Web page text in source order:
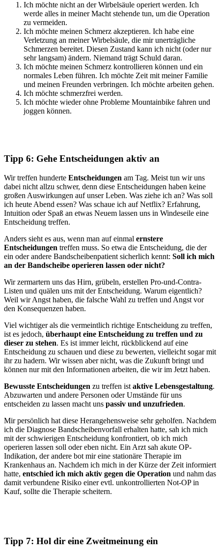
Ich möchte nicht an der Wirbelsäule operiert werden. Ich
werde alles in meiner Macht stehende tun, um die Operation
zu vermeiden.
Ich möchte meinen Schmerz akzeptieren. Ich habe eine
Verletzung an meiner Wirbelsäule, die mir unerträgliche
Schmerzen bereitet. Diesen Zustand kann ich nicht (oder nur
sehr langsam) ändern. Niemand trägt Schuld daran.
Ich möchte meinen Schmerz kontrollieren können und ein
normales Leben führen. Ich möchte Zeit mit meiner Familie
und meinen Freunden verbringen. Ich möchte arbeiten gehen.
Ich möchte schmerzfrei werden.
Ich möchte wieder ohne Probleme Mountainbike fahren und
joggen können.
Tipp 6: Gehe Entscheidungen aktiv an
Wir treffen hunderte Entscheidungen am Tag. Meist tun wir uns
dabei nicht allzu schwer, denn diese Entscheidungen haben keine
großen Auswirkungen auf unser Leben. Was ziehe ich an? Was soll
ich heute Abend essen? Was schaue ich auf Netflix? Erfahrung,
Intuition oder Spaß an etwas Neuem lassen uns in Windeseile eine
Entscheidung treffen.
Anders sieht es aus, wenn man auf einmal ernstere
Entscheidungen treffen muss. So etwa die Entscheidung, die der
ein oder andere Bandscheibenpatient sicherlich kennt: Soll ich mich
an der Bandscheibe operieren lassen oder nicht?
Wir zermartern uns das Hirn, grübeln, erstellen Pro-und-Contra-
Listen und quälen uns mit der Entscheidung. Warum eigentlich?
Weil wir Angst haben, die falsche Wahl zu treffen und Angst vor
den Konsequenzen haben.
Viel wichtiger als die vermeintlich richtige Entscheidung zu treffen,
ist es jedoch, überhaupt eine Entscheidung zu treffen und zu
dieser zu stehen. Es ist immer leicht, rückblickend auf eine
Entscheidung zu schauen und diese zu bewerten, vielleicht sogar mit
ihr zu hadern. Wir wissen aber nicht, was die Zukunft bringt und
können nur mit den Informationen arbeiten, die wir im Jetzt haben.
Bewusste Entscheidungen zu treffen ist aktive Lebensgestaltung.
Abzuwarten und andere Personen oder Umstände für uns
entscheiden zu lassen macht uns passiv und unzufrieden.
Mir persönlich hat diese Herangehensweise sehr geholfen. Nachdem
ich die Diagnose Bandscheibenvorfall erhalten hatte, sah ich mich
mit der schwierigen Entscheidung konfrontiert, ob ich mich
operieren lassen soll oder eben nicht. Ein Arzt sah akute OP-
Indikation, der andere bot mir eine stationäre Therapie im
Krankenhaus an. Nachdem ich mich in der Kürze der Zeit informiert
hatte, entschied ich mich aktiv gegen die Operation und nahm das
damit verbundene Risiko einer evtl. unkontrollierten Not-OP in
Kauf, sollte die Therapie scheitern.
Tipp 7: Hol dir eine Zweitmeinung ein